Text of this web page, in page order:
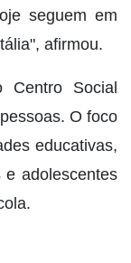
seguem em
afirmou.
Social
O foco
educativas,
adolescentes